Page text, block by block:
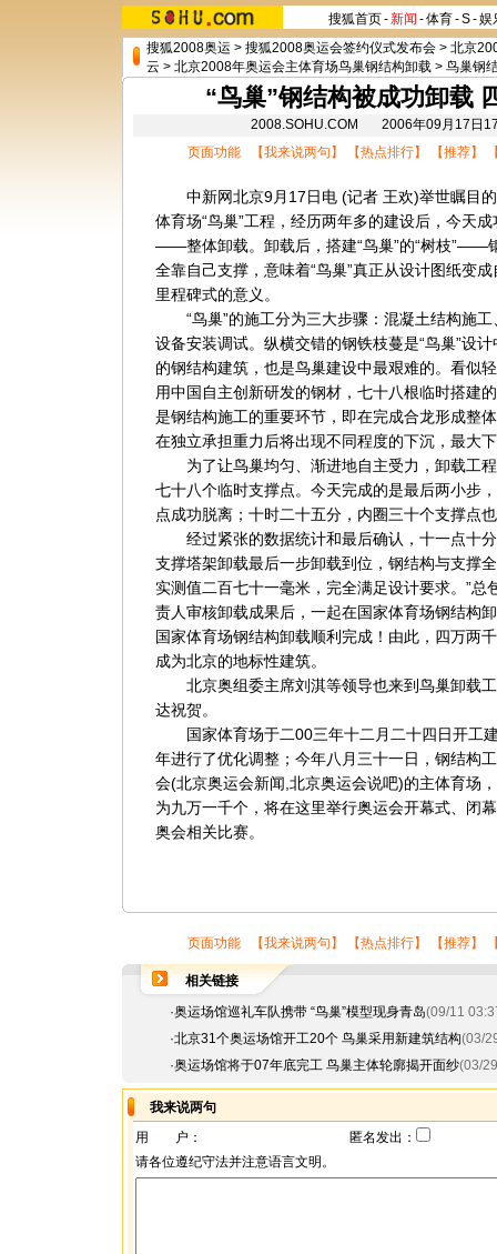
搜狐首页-新闻 -体育-S-娱
搜狐2008奥运 > 搜狐2008奥运会签约仪式发布会 > 北京
云 > 北京2008年奥运会主体育场鸟巢钢结构卸载 > 鸟巢钢
“鸟巢”钢结构被成功卸载
2008.SOHU.COM 2006年09月17日
页面功能 【我来说两句 】 【热点排行】 【推荐】
中新网北京9月17日电 (记者 王欢)举世瞩目
体育场“鸟巢”工程，经历两年多的建设后，今天
——整体卸载。卸载后，搭建“鸟巢”的“树枝”——
全靠自己支撑，意味着“鸟巢”真正从设计图纸变
里程碑式的意义。
“鸟巢”的施工分为三大步骤：混凝土结构施工
设备安装调试。纵横交错的钢铁枝蔓是“鸟巢”设
的钢结构建筑，也是鸟巢建设中最艰难的。看似
用中国自主创新研发的钢材，七十八根临时搭建
是钢结构施工的重要环节，即在完成合龙形成整
在独立承担重力后将出现不同程度的下沉，最大
为了让鸟巢均匀、渐进地自主受力，卸载工程
七十八个临时支撑点。今天完成的是最后两小步
点成功脱离；十时二十五分，内圈三十个支撑点
经过紧张的数据统计和最后确认，十一点十分
支撑塔架卸载最后一步卸载到位，钢结构与支撑
实测值二百七十一毫米，完全满足设计要求。”总
责人审核卸载成果后，一起在国家体育场钢结构
国家体育场钢结构卸载顺利完成！由此，四万两
成为北京的地标性建筑。
北京奥组委主席刘淇等领导也来到鸟巢卸载工
达祝贺。
国家体育场于二00三年十二月二十四日开工
年进行了优化调整；今年八月三十一日，钢结构
会(北京奥运会新闻 北京奥运会说吧)的主体育场
为九万一千个，将在这里举行奥运会开幕式、闭
奥会相关比赛。
页面功能 【我来说两句 】 【热点排行】 【推荐】
相关链接
·奥运场馆巡礼车队携带 “鸟巢”模型现身青岛(09/11
·北京31个奥运场馆开工20个 鸟巢采用新建筑结构(03/
·奥运场馆将于07年底完工 鸟巢主体轮廓揭开面纱(03/
我来说两句
用 户：
匿名发出：
请各位遵纪守法并注意语言文明。